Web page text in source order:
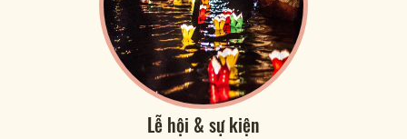
Lễ hội & sự kiện